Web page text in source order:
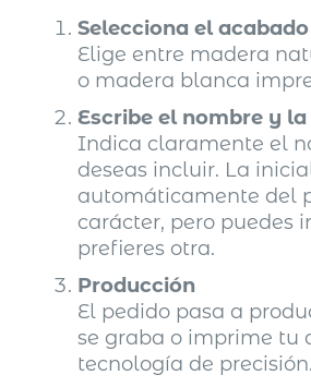
Selecciona el acabado
Elige entre madera
o madera blanca
Escribe el nombre y
Indica claramente el
deseas incluir. La
automáticamente del
carácter, pero puedes
prefieres otra.
Producción
El pedido pasa a
se graba o imprime tu
tecnología de precisión.